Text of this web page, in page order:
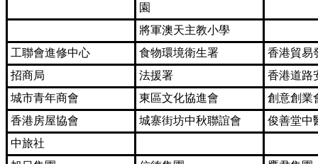
園
將軍澳天主教小學
工聯會進修中心
食物環境衛生署
香港貿易
招商局
法援署
香港道路
城市青年商會
東區文化協進會
創意創業
香港房屋協會
城寨街坊中秋聯誼會
俊善堂中
中旅社